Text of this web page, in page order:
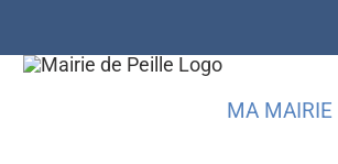
contenu
MA MAIRIE